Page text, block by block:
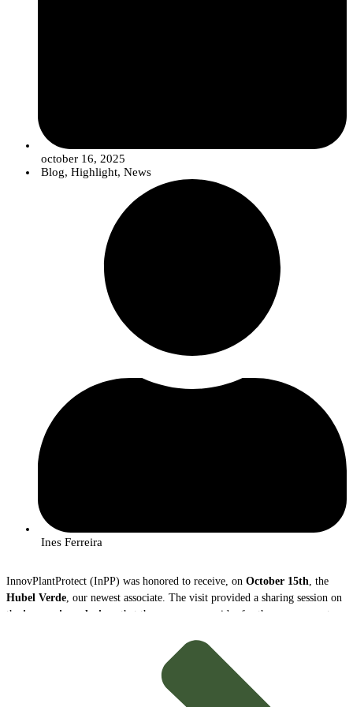
october 16, 2025
Blog, Highlight, News
Ines Ferreira
InnovPlantProtect (InPP) was honored to receive, on October 15th, the
Hubel Verde, our newest associate. The visit provided a sharing session on
the innovative solutions
that the company provides for the management
, Executive Director of Hubel Verde, and
, Innovation Coordinator, presented the company, its
mission and its vast portfolio of products.
innovative and sustainable